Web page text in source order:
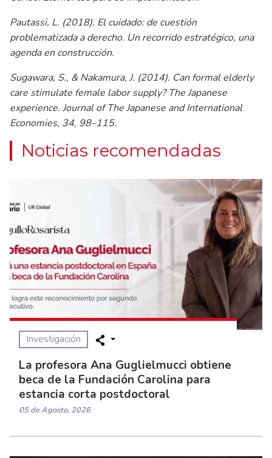
Pautassi, L. (2018). El cuidado: de cuestión
problematizada a derecho. Un recorrido estratégico, una
agenda en construcción.
Sugawara, S., & Nakamura, J. (2014). Can formal elderly
care stimulate female labor supply? The Japanese
experience. Journal of The Japanese and International
Economies, 34, 98–115.
Noticias recomendadas
Investigación
La profesora Ana Guglielmucci obtiene
beca de la Fundación Carolina para
estancia corta postdoctoral
05 de Agosto, 2026